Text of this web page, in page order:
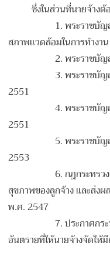
ซึ่งในส่วนที่นายจ้างต้
1.พระราชบั
สภาพแวดล้อมในการ
2.พระราชบั
3.พระราชบั
2551
4.พระราชบั
2551
5.พระราชบั
2553
6.กฎกระทรว
สุขภาพของลูกจ้าง และส่ง
พ.ศ. 2547
7.ประกาศกร
อันตรายที่ให้นายจ้างจัดให้